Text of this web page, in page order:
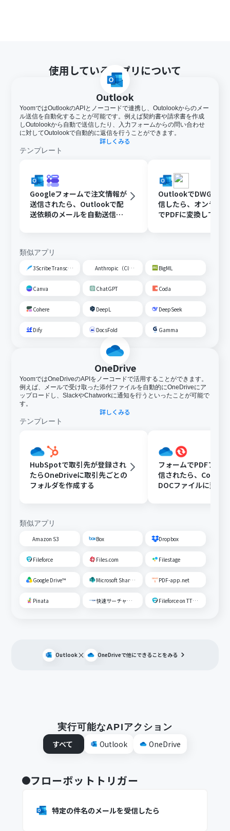
使用しているアプリについて
Outlook
YoomではOutlookのAPIとノーコードで連携し、Outolookからのメー
ル送信を自動化することが可能です。例えば契約書や請求書を作成
しOutolookから自動で送信したり、入力フォームからの問い合わせ
に対してOutolookで自動的に返信を行うことができます。
詳しくみる
テンプレート
Googleフォームで注文情報が
送信されたら、Outlookで配
送依頼のメールを自動送信す
OutlookでDWGファ
信したら、オンライ
でPDFに変換して
類似アプリ
3Scribe Transcription Anthropic（Claude） BigML
Canva ChatGPT Coda
Cohere DeepL DeepSeek
Dify DocsFold Gamma
OneDrive
YoomではOneDriveのAPIをノーコードで活用することができます。
例えば、メールで受け取った添付ファイルを自動的にOneDriveにア
ップロードし、SlackやChatworkに通知を行うといったことが可能で
す。
詳しくみる
テンプレート
HubSpotで取引先が登録され
たらOneDriveに取引先ごとの
フォルダを作成する
フォームでPDFファ
信されたら、
DOCファイルに変換
類似アプリ
Amazon S3 Box Dropbox
Fileforce Files.com Filestage
Google Drive™ Microsoft SharePoint PDF-app.net
Pinata 快速サーチャーGX Fileforce on TTS Cloud
Outlook× OneDriveで他にできることをみる
実行可能なAPIアクション
すべて
Outlook OneDrive
フローボットトリガー
特定の件名のメールを受信したら